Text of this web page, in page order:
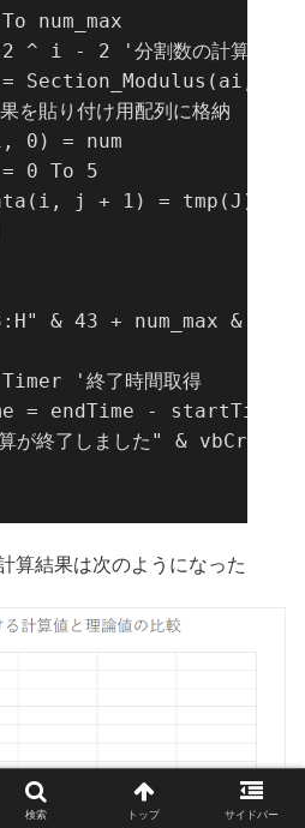
num_max
^ i - 2 '分割数の計算
Section_Modulus(ai, bi,
を貼り付け用配列に格納
0) = num
0 To 5
j + 1) = tmp(J)
& 43 + num_max & "")
'終了時間取得
= endTime - startTime '処
が終了しました" & vbCrLf
算結果は次のようになった
検索 トップ サイドバー